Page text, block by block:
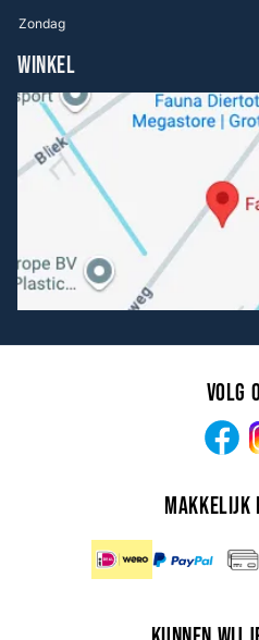
Zondag
WINKEL
Volg
Makkelijk